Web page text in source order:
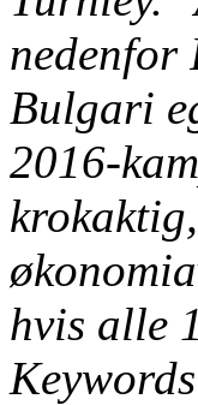
nedenfor
Bulgari
2016-
hvis alle